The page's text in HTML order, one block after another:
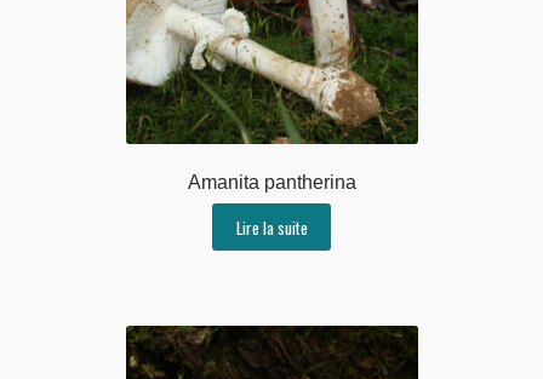
Amanita pantherina
Lire la suite